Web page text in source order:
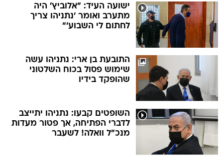
ישועה העיד: "אלוביץ' היה
מתערב ואומר 'נתניהו צריך
לחתום לי השבוע'"
התובעת בן ארי: נתניהו עשה
שימוש פסול בכוח השלטוני
שהופקד בידיו
השופטים קבעו: נתניהו יתייצב
לדברי הפתיחה, אך פטור מעדות
מנכ"ל וואלה! לשעבר